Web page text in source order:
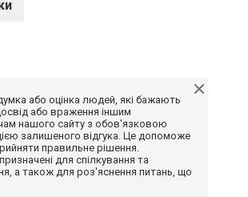
або оцінка людей, які бажають
або враження іншим
нашого сайту з обов'язковою
залишеного відгука. Це допоможе
правильне рішення.
для спілкування та
а також для роз'яснення питань, що